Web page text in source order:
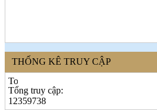
ĐẠI BIỂU NGƯỜI LAO ĐỘNG
NĂM 2017 (2017-10-02)
♦ Sử dụng vật liệu thân thiện với môi
trường và an toàn cho người sử
dụng (2017-09-06
THỐNG KÊ TRUY CẬP
Tổng truy cập:
12359738